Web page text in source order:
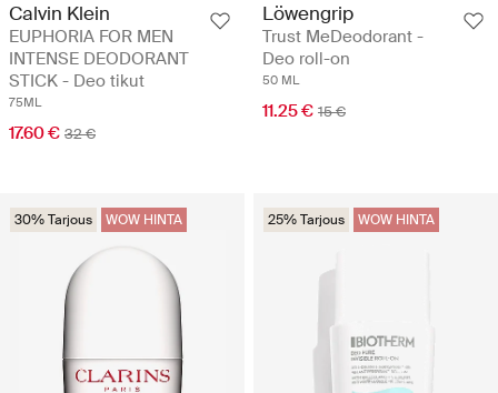
Calvin Klein
EUPHORIA FOR MEN
INTENSE DEODORANT
STICK - Deo tikut
75ML
17.60 € 32 €
Löwengrip
Trust MeDeodorant -
Deo roll-on
50 ML
11.25 € 15 €
30% Tarjous WOW HINTA 25% Tarjous WOW HINTA